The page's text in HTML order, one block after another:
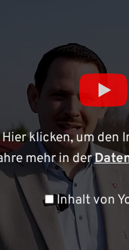
Hier klicken, um den
mehr in der
Inhalt von